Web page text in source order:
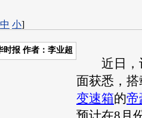
中 小]
时报 作者：李业超
近日，
面获悉，
变速箱的帝